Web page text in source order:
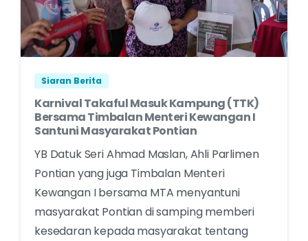
Siaran Berita
Karnival Takaful Masuk Kampung (TTK)
Bersama Timbalan Menteri Kewangan I
Santuni Masyarakat Pontian
YB Datuk Seri Ahmad Maslan, Ahli Parlimen
Pontian yang juga Timbalan Menteri
Kewangan I bersama MTA menyantuni
masyarakat Pontian di samping memberi
kesedaran kepada masyarakat tentang